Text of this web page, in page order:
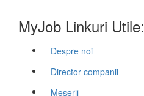
MyJob Linkuri Utile:
Despre noi
Director companii
Meserii